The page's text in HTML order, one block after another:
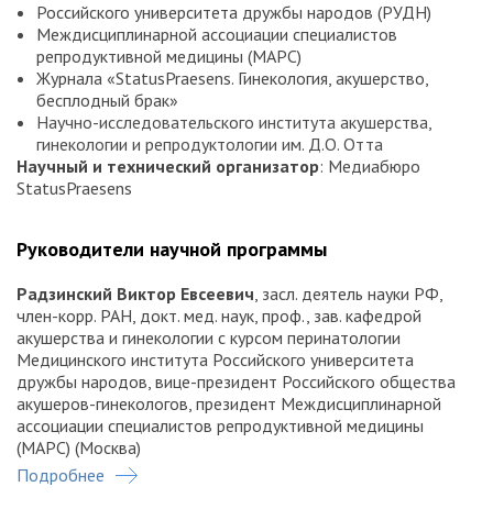
Российского университета дружбы народов (РУДН)
Междисциплинарной ассоциации специалистов
репродуктивной медицины (МАРС)
Журнала «StatusPraesens. Гинекология, акушерство,
бесплодный брак»
Научно-исследовательского института акушерства,
гинекологии и репродуктологии им. Д.О. Отта
Научный и технический организатор: Медиабюро
StatusPraesens
Руководители научной программы
Радзинский Виктор Евсеевич, засл. деятель науки РФ,
член-корр. РАН, докт. мед. наук, проф., зав. кафедрой
акушерства и гинекологии с курсом перинатологии
Медицинского института Российского университета
дружбы народов, вице-президент Российского общества
акушеров-гинекологов, президент Междисциплинарной
ассоциации специалистов репродуктивной медицины
(МАРС) (Москва)
Коган Игорь Юрьевич
проф., директор НИИ акушерства, гинекологии и
Подробнее